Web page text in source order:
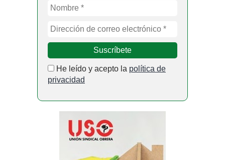
He leído y acepto la política de
privacidad